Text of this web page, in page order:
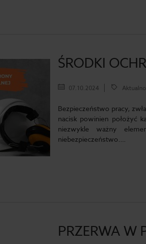
ŚRODKI
07.10.2024
Bezpieczeństwo pracy,
nacisk powinien położyć
niezwykle ważny
niebezpieczeństwo.…
PRZERWA W